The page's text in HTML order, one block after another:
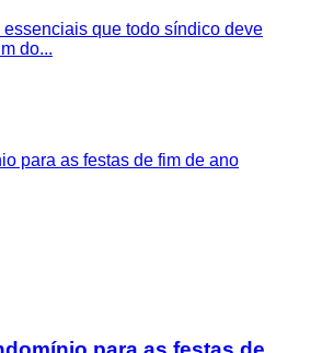
que todo síndico deve
do...